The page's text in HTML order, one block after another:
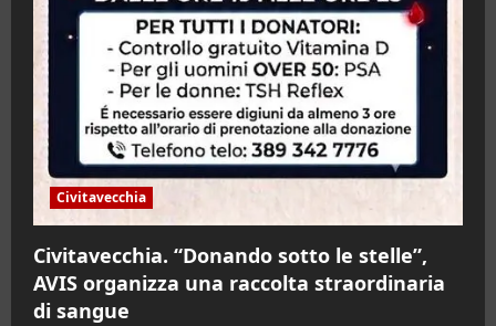
Civitavecchia
Civitavecchia. “Donando sotto le stelle”,
AVIS organizza una raccolta straordinaria
di sangue